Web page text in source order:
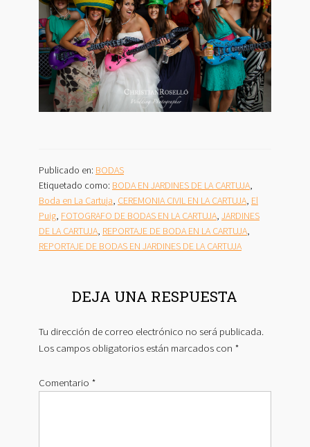
Publicado en: BODAS
Etiquetado como: BODA EN JARDINES DE LA CARTUJA,
Boda en La Cartuja CEREMONIA CIVIL EN LA CARTUJA, El
Puig, FOTOGRAFO DE BODAS EN LA CARTUJA, JARDINES
DE LA CARTUJA, REPORTAJE DE BODA EN LA CARTUJA,
REPORTAJE DE BODAS EN JARDINES DE LA CARTUJA
INTERACCIONES
CON
LOS
LECTORES
DEJA UNA RESPUESTA
Tu dirección de correo electrónico no será publicada.
Los campos obligatorios están marcados con *
Comentario *